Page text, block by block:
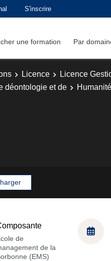
S'inscrire
une formation Par
Licence Licence
déontologie et de
Humanité
de
de la
(EMS)